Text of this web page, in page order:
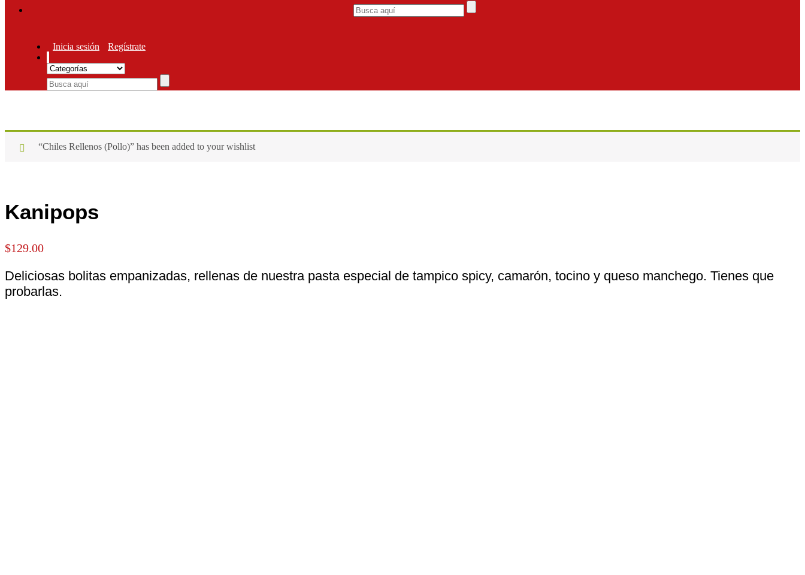
Inicia sesión Regístrate
“Chiles Rellenos (Pollo)” has been added to your wishlist
Kanipops
$129.00
Deliciosas bolitas empanizadas, rellenas de nuestra pasta especial de tampico spicy, camarón, tocino y queso manchego. Tienes que
probarlas.